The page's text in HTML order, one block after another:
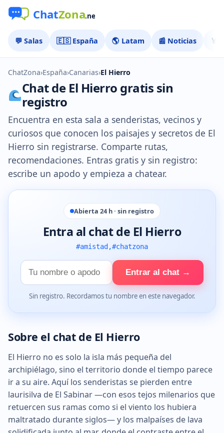
💬 Salas 🇪🇸 España 🌎 Latam 📰 Noticias 🏅
ChatZona›España›Canarias›El Hierro
Chat de El Hierro gratis sin
registro
Encuentra en esta sala a senderistas, vecinos y
curiosos que conocen los paisajes y secretos de El
Hierro sin registrarse. Comparte rutas,
recomendaciones. Entras gratis y sin registro:
escribe un apodo y empieza a chatear.
Abierta 24 h · sin registro
Entra al chat de El Hierro
#amistad,#chatzona
Tu
nombre
Entrar al chat →
Sin registro. Recordamos tu nombre en este navegador.
Sobre el chat de El Hierro
El Hierro no es solo la isla más pequeña del
archipiélago, sino el territorio donde el tiempo parece
ir a su aire. Aquí los senderistas se pierden entre
laurisilva de El Sabinar —con esos tejos milenarios que
retuercen sus ramas como si el viento los hubiera
maltratado durante siglos— y los malpaíses de lava